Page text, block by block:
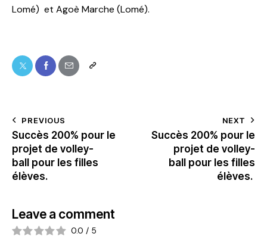
Lomé) et Agoè Marche (Lomé).
PREVIOUS
Succès 200% pour le
projet de volley-
ball pour les filles
élèves.
NEXT
Succès 200% pour le
projet de volley-
ball pour les filles
élèves.
Leave a comment
0.0 / 5